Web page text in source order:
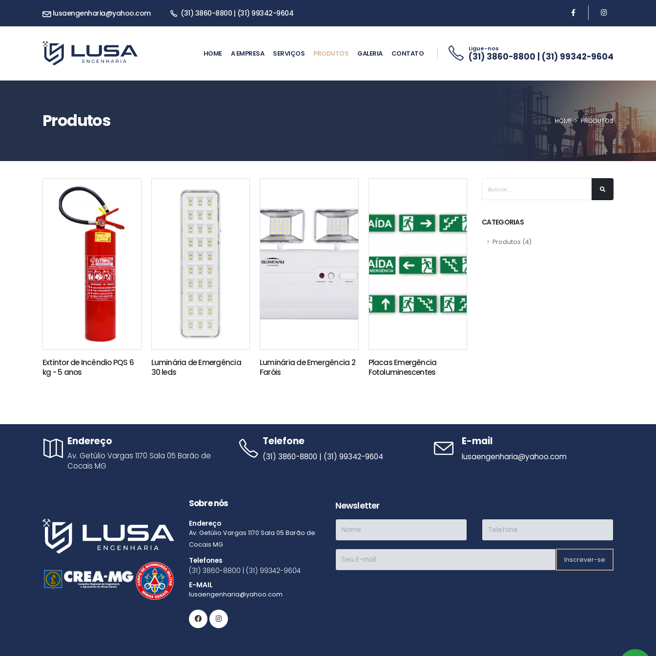
lusaengenharia@yahoo.com (31) 3860-8800 | (31) 99342-9604
HOME A EMPRESA SERVIÇOS PRODUTOS GALERIA CONTATO
Ligue-nos
(31) 3860-8800 | (31) 99342-9604
Produtos HOME PRODUTOS
Extintor de Incêndio PQS 6
kg - 5 anos
Luminária de Emergência
30 leds
Luminária de Emergência 2
Faróis
Placas Emergência
Fotoluminescentes
CATEGORIAS
Produtos (4)
Endereço
Av. Getúlio Vargas 1170 Sala 05 Barão de
Cocais MG
Telefone
(31) 3860-8800 | (31) 99342-9604
E-mail
lusaengenharia@yahoo.com
Sobre nós
Endereço
Av. Getúlio Vargas 1170 Sala 05 Barão de
Cocais MG
Telefones
(31) 3860-8800 | (31) 99342-9604
E-MAIL
lusaengenharia@yahoo.com
Newsletter
Inscrever-se